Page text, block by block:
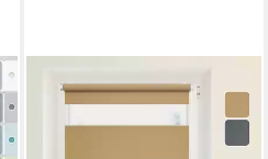
DOMDECO
Doppelrollo Dou-Rollo
"Elegance", Klemm- oder